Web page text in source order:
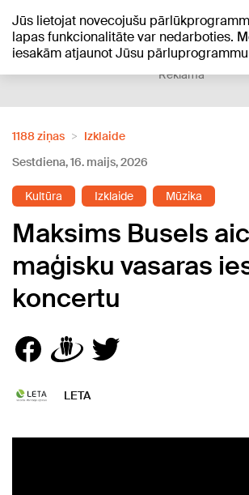
Jūs lietojat novecojušu
lapas funkcionalitāte var nedarboties.
iesakām atjaunot Jūsu
+20°C
Reklāma
1188 ziņas
Izklaide
Sestdiena, 16. maijs, 2026
Kultūra Izklaide Mūzika
Maksims Busels
maģisku vasaras
koncertu
LETA